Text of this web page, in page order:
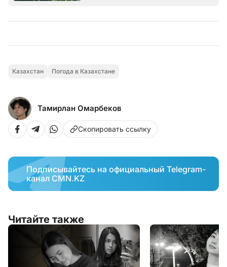
Казахстан Погода в Казахстане
Тамирлан Омарбеков
Скопировать ссылку
Подписывайтесь на официальный Telegram-
канал CMN.KZ
Читайте также